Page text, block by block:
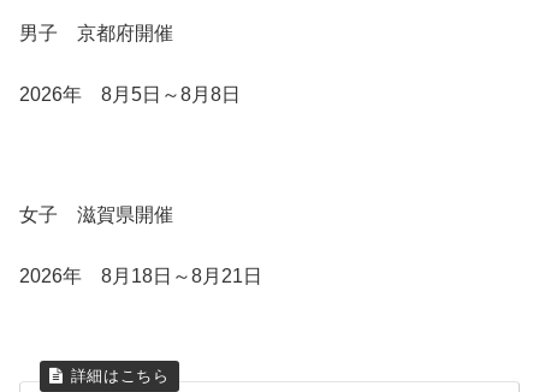
男子 京都府開催
2026年 8月5日～8月8日
女子 滋賀県開催
2026年 8月18日～8月21日